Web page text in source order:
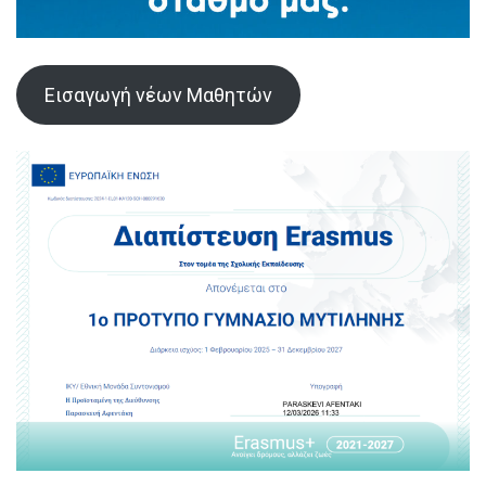
Εισαγωγή νέων Μαθητών